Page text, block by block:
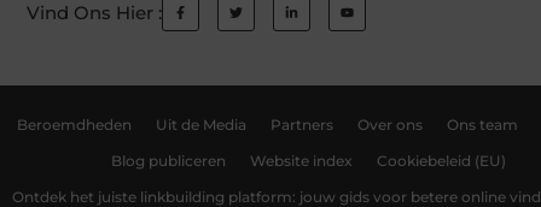
Vind Ons Hier :
Beroemdheden Uit de Media Partners Over ons Ons team
Blog publiceren Website index Cookiebeleid (EU)
Ontdek het juiste linkbuilding platform: jouw gids voor betere online